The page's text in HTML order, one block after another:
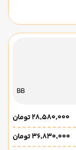
BB
۲۸٬۵۸۰٬۰۰۰ تومان
۳۶٬۸۳۰٬۰۰۰ تومان